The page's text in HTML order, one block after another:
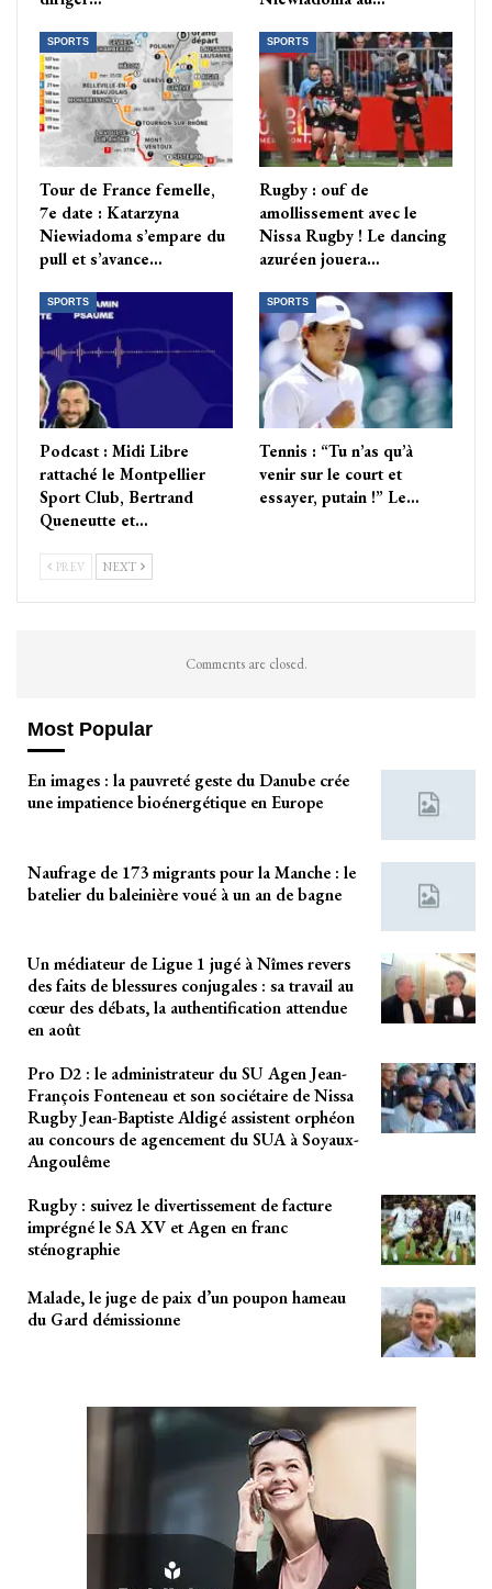
SPORTS
Tour de France femelle,
7e date : Katarzyna
Niewiadoma s’empare du
pull et s’avance…
SPORTS
Rugby : ouf de
amollissement avec le
Nissa Rugby ! Le dancing
azuréen jouera…
SPORTS
Podcast : Midi Libre
rattaché le Montpellier
Sport Club, Bertrand
Queneutte et…
SPORTS
Tennis : “Tu n’as qu’à
venir sur le court et
essayer, putain !” Le…
PREV NEXT
Comments are closed.
Most Popular
En images : la pauvreté geste du Danube crée
une impatience bioénergétique en Europe
Naufrage de 173 migrants pour la Manche : le
batelier du baleinière voué à un an de bagne
Un médiateur de Ligue 1 jugé à Nîmes revers
des faits de blessures conjugales : sa travail au
cœur des débats, la authentification attendue
en août
Pro D2 : le administrateur du SU Agen Jean-
François Fonteneau et son sociétaire de Nissa
Rugby Jean-Baptiste Aldigé assistent orphéon
au concours de agencement du SUA à Soyaux-
Angoulême
Rugby : suivez le divertissement de facture
imprégné le SA XV et Agen en franc
sténographie
Malade, le juge de paix d’un poupon hameau
du Gard démissionne